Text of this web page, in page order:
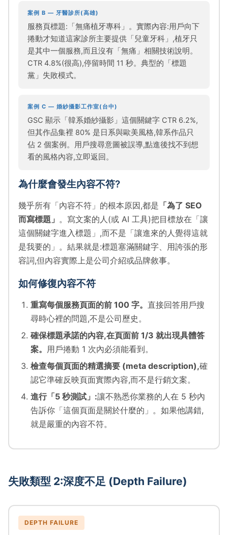
案例 B — 牙醫診所(高雄)
服務頁標題:「無痛植牙專科」。實際內容:用戶向下
捲動才知道這家診所主要提供「兒童牙科」,植牙只
是其中一個服務,而且沒有「無痛」相關技術說明。
CTR 4.8%(很高),停留時間 11 秒。典型的「標題
黨」失敗模式。
案例 C — 婚紗攝影工作室(台中)
GSC 顯示「韓系婚紗攝影」這個關鍵字 CTR 6.2%,
但其作品集裡 80% 是日系與歐美風格,韓系作品只
佔 2 個案例。用戶搜尋意圖被誤導,點進後找不到想
看的風格內容,立即返回。
為什麼會發生內容不符?
幾乎所有「內容不符」的根本原因,都是 「為了 SEO
而寫標題」 。寫文案的人(或 AI 工具)把目標放在「讓
這個關鍵字進入標題」,而不是「讓進來的人覺得這就
是我要的」。結果就是:標題塞滿關鍵字、用誇張的形
容詞,但內容實際上是公司介紹或品牌敘事。
如何修復內容不符
重寫每個服務頁面的前 100 字。 直接回答用戶搜
尋時心裡的問題,不是公司歷史。
確保標題承諾的內容,在頁面前 1/3 就出現具體答
案。 用戶捲動 1 次內必須能看到。
檢查每個頁面的精選摘要 (meta description),確
認它準確反映頁面實際內容,而不是行銷文案。
進行「5 秒測試」:讓不熟悉你業務的人在 5 秒內
告訴你「這個頁面是關於什麼的」。如果他講錯,
就是嚴重的內容不符。
失敗類型 2:深度不足 (Depth Failure)
DEPTH FAILURE